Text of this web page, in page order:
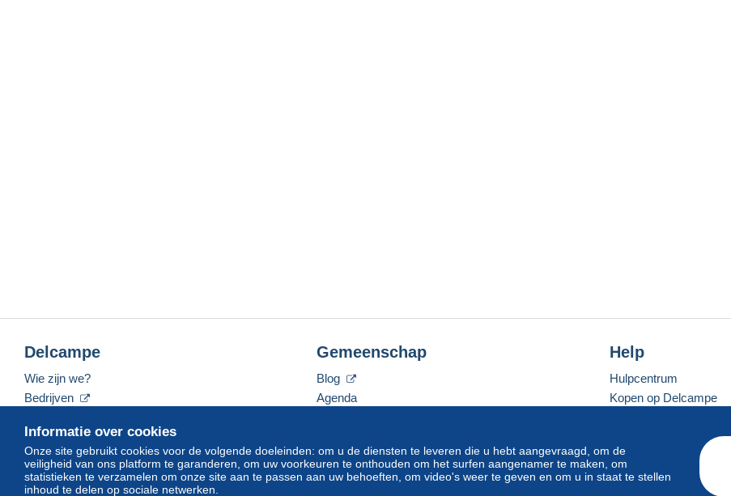
Informatie over cookies
Onze site gebruikt cookies voor de volgende doeleinden: om u de diensten te leveren die u hebt aangevraagd, om de
veiligheid van ons platform te garanderen, om uw voorkeuren te onthouden om het surfen aangenamer te maken, om
statistieken te verzamelen om onze site aan te passen aan uw behoeften, om video's weer te geven en om u in staat te stellen
inhoud te delen op sociale netwerken.
Delcampe
Wie zijn we?
Bedrijven
Neem contact met ons op
Gemeenschap
Blog
Agenda
Help
Hulpcentrum
Kopen op Delcampe
Een beveiligde website